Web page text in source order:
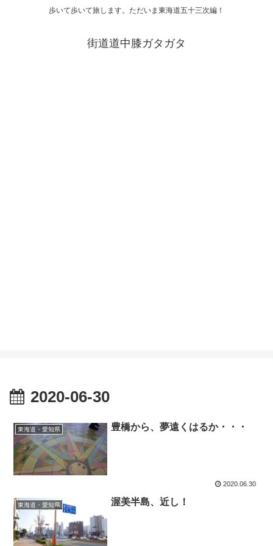
歩いて歩いて旅します。ただいま東海道五十三次編！
街道道中膝ガタガタ
2020-06-30
東海道・愛知県 豊橋から、夢遠くはるか・・・
2020.06.30
東海道・愛知県 渥美半島、近し！